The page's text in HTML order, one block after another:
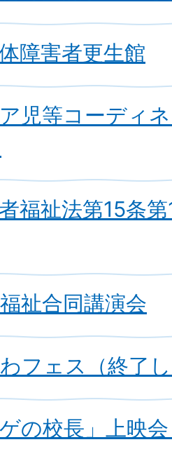
障害者更生館
児等コーディ
福祉法第15条
祉合同講演会
フェス（終了
の校長」上映